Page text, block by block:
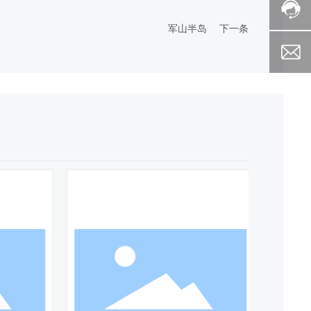
军山半岛 下一条